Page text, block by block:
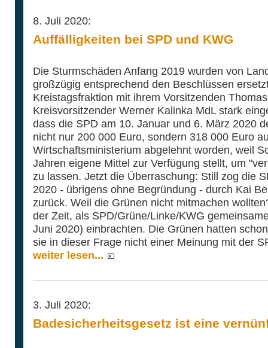
8. Juli 2020:
Auffälligkeiten bei SPD und KWG
Die Sturmschäden Anfang 2019 wurden von
großzügig entsprechend den Beschlüssen
Kreistagsfraktion mit ihrem Vorsitzenden
Kreisvorsitzender Werner Kalinka MdL stark
dass die SPD am 10. Januar und 6. März 2020
nicht nur 200 000 Euro, sondern 318 000 Euro
Wirtschaftsministerium abgelehnt worden, weil
Jahren eigene Mittel zur Verfügung stellt, um
zu lassen. Jetzt die Überraschung: Still zog die
2020 - übrigens ohne Begründung - durch Kai
zurück. Weil die Grünen nicht mitmachen
der Zeit, als SPD/Grüne/Linke/KWG
Juni 2020) einbrachten. Die Grünen hatten
sie in dieser Frage nicht einer Meinung mit der
weiter lesen...
3. Juli 2020:
Badesicherheitsgesetz ist eine